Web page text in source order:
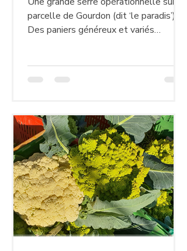
parcelle de Gourdon (dit ‘le paradis’)! 1.
Des paniers généreux et variés